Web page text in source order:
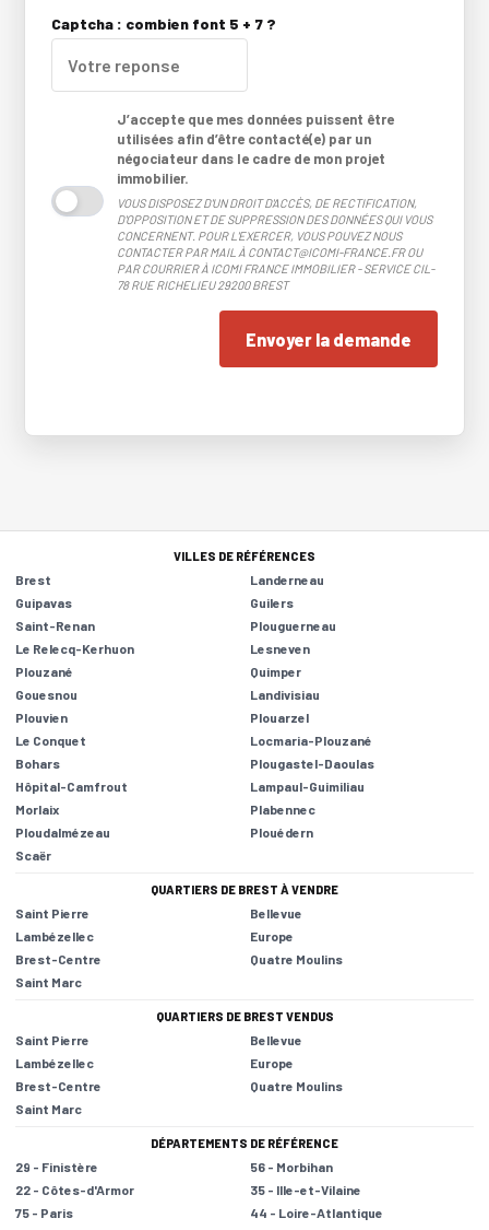
Captcha : combien font 5 + 7 ?
J’accepte que mes données puissent être
utilisées afin d’être contacté(e) par un
négociateur dans le cadre de mon projet
immobilier.
VOUS DISPOSEZ D'UN DROIT D'ACCÈS, DE RECTIFICATION,
D'OPPOSITION ET DE SUPPRESSION DES DONNÉES QUI VOUS
CONCERNENT. POUR L'EXERCER, VOUS POUVEZ NOUS
CONTACTER PAR MAIL À CONTACT@ICOMI-FRANCE.FR OU
PAR COURRIER À ICOMI FRANCE IMMOBILIER - SERVICE CIL-
78 RUE RICHELIEU 29200 BREST
Envoyer la demande
VILLES DE RÉFÉRENCES
Brest
Landerneau
Guipavas
Guilers
Saint-Renan
Plouguerneau
Le Relecq-Kerhuon
Lesneven
Plouzané
Quimper
Gouesnou
Landivisiau
Plouvien
Plouarzel
Le Conquet
Locmaria-Plouzané
Bohars
Plougastel-Daoulas
Hôpital-Camfrout
Lampaul-Guimiliau
Morlaix
Plabennec
Ploudalmézeau
Plouédern
Scaër
QUARTIERS DE BREST À VENDRE
Saint Pierre
Bellevue
Lambézellec
Europe
Brest-Centre
Quatre Moulins
Saint Marc
QUARTIERS DE BREST VENDUS
Saint Pierre
Bellevue
Lambézellec
Europe
Brest-Centre
Quatre Moulins
Saint Marc
DÉPARTEMENTS DE RÉFÉRENCE
29 - Finistère
56 - Morbihan
22 - Côtes-d'Armor
35 - Ille-et-Vilaine
75 - Paris
44 - Loire-Atlantique